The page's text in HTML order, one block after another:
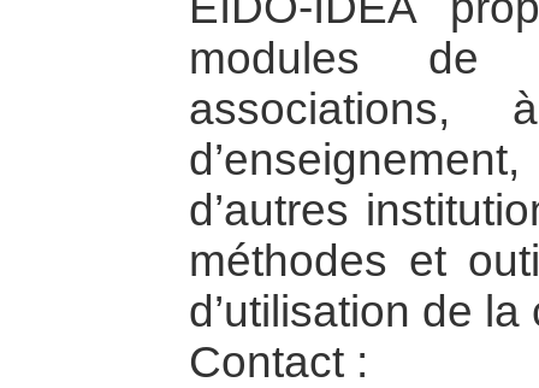
modules de
associations,
d’autres
méthodes et
d’utilisation de
Contact :